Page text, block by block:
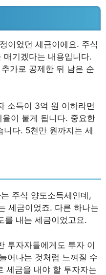
이었던 세금이에요. 주식
기겠다는 내용입니다.
가로 공제한 뒤 남은 순
소득이 3억 원 이하라면
이 붙게 됩니다. 중요한
다. 5천만 원까지는 세
주식 양도소득세인데,
세금이었죠. 다른 하나는
를 내는 세금이었고요.
투자자들에게도 투자 이
어나는 것처럼 느껴질 수
세금을 내야 할 투자자는